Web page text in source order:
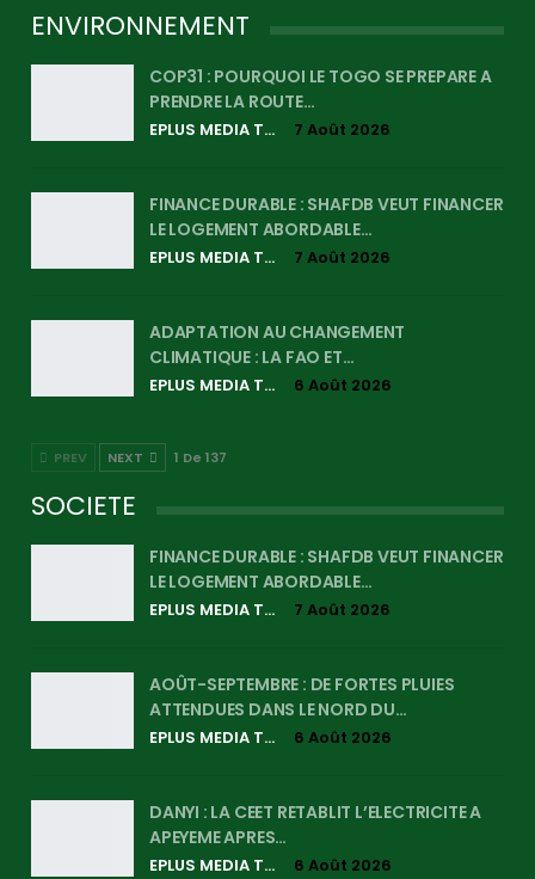
ENVIRONNEMENT
COP31 : POURQUOI LE TOGO SE PREPARE A
PRENDRE LA ROUTE…
EPLUS MEDIA TV 7 Août 2026
FINANCE DURABLE : SHAFDB VEUT FINANCER
LE LOGEMENT ABORDABLE…
EPLUS MEDIA TV 7 Août 2026
ADAPTATION AU CHANGEMENT
CLIMATIQUE : LA FAO ET…
EPLUS MEDIA TV 6 Août 2026
PREV NEXT 1 De 137
SOCIETE
FINANCE DURABLE : SHAFDB VEUT FINANCER
LE LOGEMENT ABORDABLE…
EPLUS MEDIA TV 7 Août 2026
AOÛT-SEPTEMBRE : DE FORTES PLUIES
ATTENDUES DANS LE NORD DU…
EPLUS MEDIA TV 6 Août 2026
DANYI : LA CEET RETABLIT L’ELECTRICITE A
APEYEME APRES…
EPLUS MEDIA TV 6 Août 2026